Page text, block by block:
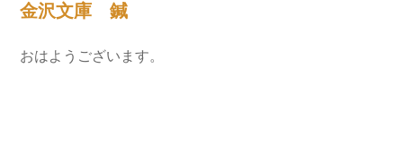
金沢文庫 鍼
おはようございます。